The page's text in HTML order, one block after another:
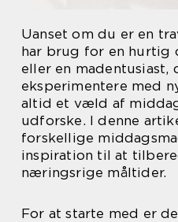
Uanset om du er en
har brug for en hurtig
eller en madentusiast,
eksperimentere med
altid et væld af
udforske. I denne
forskellige
inspiration til at
næringsrige måltider.
For at starte med er